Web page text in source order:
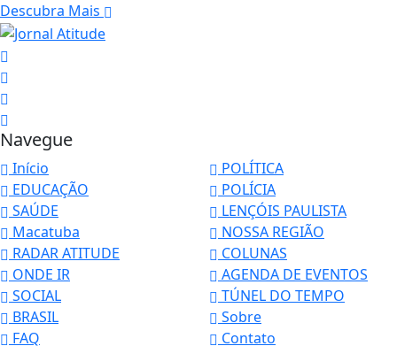
Descubra Mais
Navegue
Início
POLÍTICA
EDUCAÇÃO
POLÍCIA
SAÚDE
LENÇÓIS PAULISTA
Macatuba
NOSSA REGIÃO
RADAR ATITUDE
COLUNAS
ONDE IR
AGENDA DE EVENTOS
SOCIAL
TÚNEL DO TEMPO
BRASIL
Sobre
FAQ
Contato